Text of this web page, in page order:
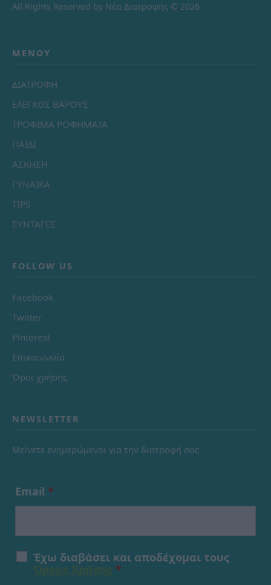
All Rights Reserved by Νέα Διατροφής © 2026
ΜΕΝΟΎ
ΔΙΑΤΡΟΦΗ
ΕΛΕΓΧΟΣ ΒΑΡΟΥΣ
ΤΡΟΦΙΜΑ ΡΟΦΗΜΑΤΑ
ΠΑΙΔΙ
ΑΣΚΗΣΗ
ΓΥΝΑΙΚΑ
TIPS
ΣΥΝΤΑΓΕΣ
FOLLOW US
Facebook
Twitter
Pinterest
Επικοινωνία
Όροι χρήσης
NEWSLETTER
Μείνετε ενημερώμενοι για την διατροφή σας
Email *
Έχω διαβάσει και αποδέχομαι τους
*